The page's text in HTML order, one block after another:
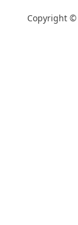
Copyright ©